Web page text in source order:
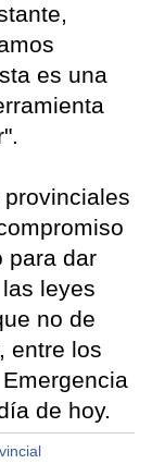
es una
para dar
leyes
no de
entre los
de hoy.